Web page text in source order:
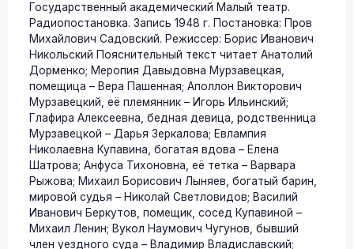
Государственный академический Малый театр.
Радиопостановка. Запись 1948 г. Постановка: Пров
Михайлович Садовский. Режиссер: Борис Иванович
Никольский Пояснительный текст читает Анатолий
Дорменко; Меропия Давыдовна Мурзавецкая,
помещица – Вера Пашенная; Аполлон Викторович
Мурзавецкий, её племянник – Игорь Ильинский;
Глафира Алексеевна, бедная девица, родственница
Мурзавецкой – Дарья Зеркалова; Евлампия
Николаевна Купавина, богатая вдова – Елена
Шатрова; Анфуса Тихоновна, её тетка – Варвара
Рыжова; Михаил Борисович Лыняев, богатый барин,
мировой судья – Николай Светловидов; Василий
Иванович Беркутов, помещик, сосед Купавиной –
Михаил Ленин; Вукол Наумович Чугунов, бывший
член уездного суда – Владимир Владиславский;